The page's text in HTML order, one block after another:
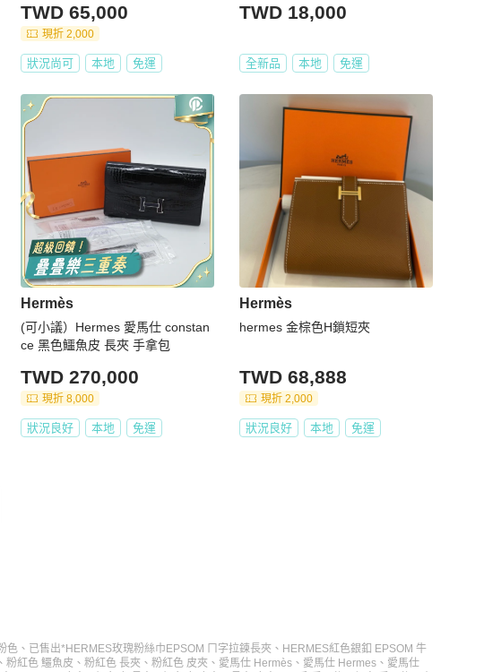
TWD 65,000
現折 2,000
狀況尚可 本地 免運
TWD 18,000
全新品 本地 免運
Hermès
(可小議）Hermes 愛馬仕 constan
ce 黑色鱷魚皮 長夾 手拿包
TWD 270,000
現折 8,000
狀況良好 本地 免運
Hermès
hermes 金棕色H鎖短夾
TWD 68,888
現折 2,000
狀況良好 本地 免運
色 、 已售出*HERMES玫瑰粉絲巾EPSOM ㄇ字拉鍊長夾 、 HERMES紅色銀釦 EPSOM 牛
、 粉紅色 鱷魚皮 、 粉紅色 長夾 、 粉紅色 皮夾 、 愛馬仕 Hermès 、 愛馬仕 Hermes 、 愛馬仕